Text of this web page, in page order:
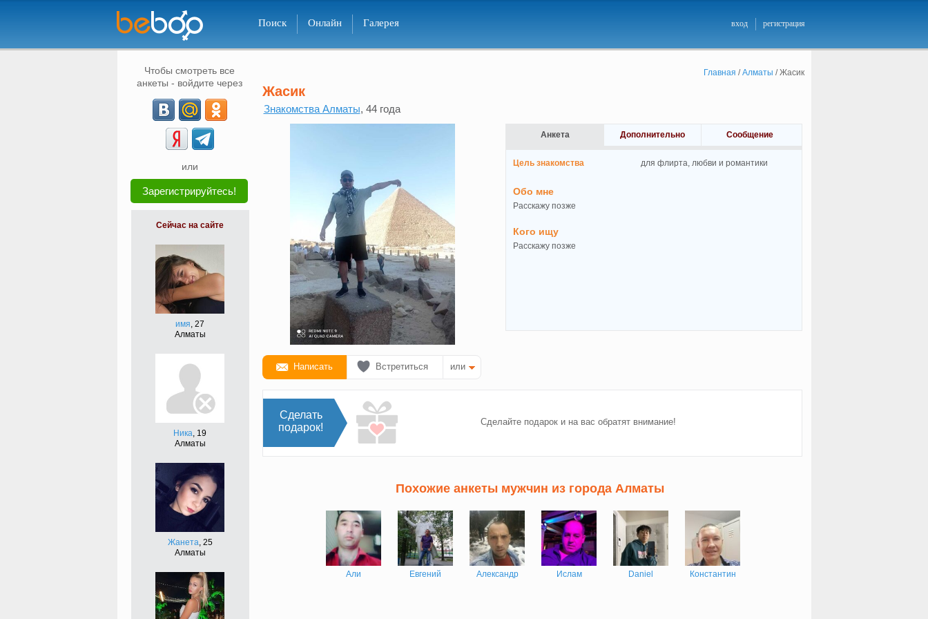
Поиск Онлайн Галерея вход регистрация
Чтобы смотреть все
анкеты - войдите через
или
Зарегистрируйтесь!
Сейчас на сайте
имя, 27
Алматы
Ника, 19
Алматы
Жанета, 25
Алматы
Главная /Алматы /Жасик
Жасик
Знакомства Алматы, 44 года
Написать Встретиться или
Анкета Дополнительно Сообщение
Цель знакомства для флирта, любви и романтики
Обо мне
Расскажу позже
Кого ищу
Расскажу позже
Сделать
подарок!
Сделайте подарок и на вас обратят внимание!
Похожие анкеты мужчин из города Алматы
Али Евгений Александр Ислам Daniel Константин